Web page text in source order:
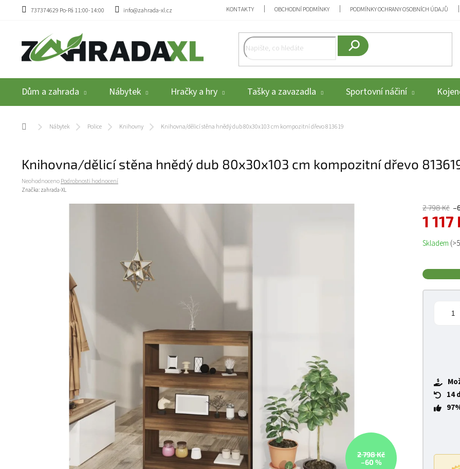
Přejít na obsah
737374629 Po-Pá 11:00-14:00 info@zahrada-xl.cz KONTAKTY OBCHODNÍ PODMÍNKY PODMÍNKY OCHRANY OSOBNÍCH ÚDAJŮ
Dům a zahrada Nábytek Hračky a hry Tašky a zavazadla Sportovní náčiní
Domů Nábytek Police Knihovny Knihovna/dělicí stěna hnědý dub 80x30x103 cm kompozitní dřevo 813619
Knihovna/dělicí stěna hnědý dub 80x30x103 cm kompozitní dřevo
Průměrné hodnocení produktu je 0,0 z 5 hvězdiček.
NeohodnocenoPodrobnosti hodnocení
Značka: zahrada-XL
2 798 Kč
–60 %
2 798 Kč
1 117
Měrná cena:
Skladem
14